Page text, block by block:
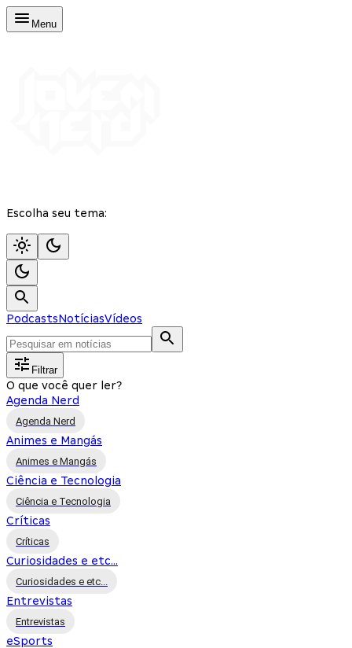
Menu
Escolha seu tema:
PodcastsNotíciasVídeos
Filtrar
O que você quer ler?
Agenda Nerd
Agenda Nerd
Animes e Mangás
Animes e Mangás
Ciência e Tecnologia
Ciência e Tecnologia
Críticas
Críticas
Curiosidades e etc...
Curiosidades e etc...
Entrevistas
Entrevistas
eSports